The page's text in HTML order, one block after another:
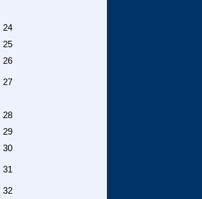
24
25
26
27
28
29
30
31
32